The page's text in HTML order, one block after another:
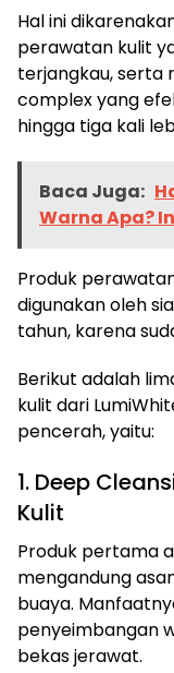
Hal ini
perawatan kulit
terjangkau, serta
complex yang
hingga tiga kali
Baca Juga:
Warna Apa?
Produk
digunakan oleh
tahun, karena
Berikut adalah
kulit dari
pencerah, yaitu:
1. Deep
Kulit
Produk pertama
mengandung
buaya.
penyeimbangan
bekas jerawat.